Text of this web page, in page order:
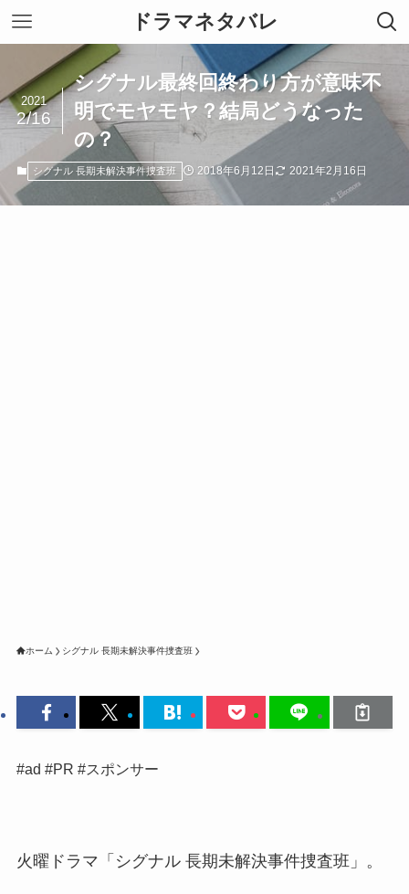
ドラマネタバレ
シグナル最終回終わり方が意味不
明でモヤモヤ？結局どうなった
の？
2021
2/16
シグナル 長期未解決事件捜査班 2018年6月12日 2021年2月16日
ホーム シグナル 長期未解決事件捜査班
#ad #PR #スポンサー
火曜ドラマ「シグナル 長期未解決事件捜査班」。